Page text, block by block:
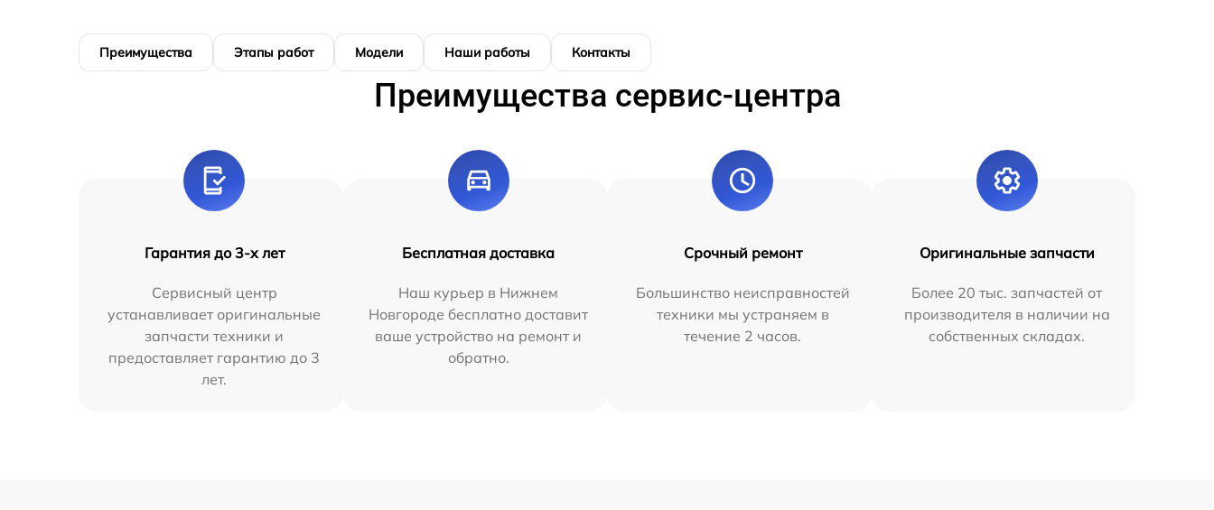
Преимущества Этапы работ Модели Наши работы Контакты
Преимущества сервис-центра
Гарантия до 3-х лет
Сервисный центр
устанавливает оригинальные
запчасти техники и
предоставляет гарантию до 3
лет.
Бесплатная доставка
Наш курьер в Нижнем
Новгороде бесплатно доставит
ваше устройство на ремонт и
обратно.
Срочный ремонт
Большинство неисправностей
техники мы устраняем в
течение 2 часов.
Оригинальные запчасти
Более 20 тыс. запчастей от
производителя в наличии на
собственных складах.